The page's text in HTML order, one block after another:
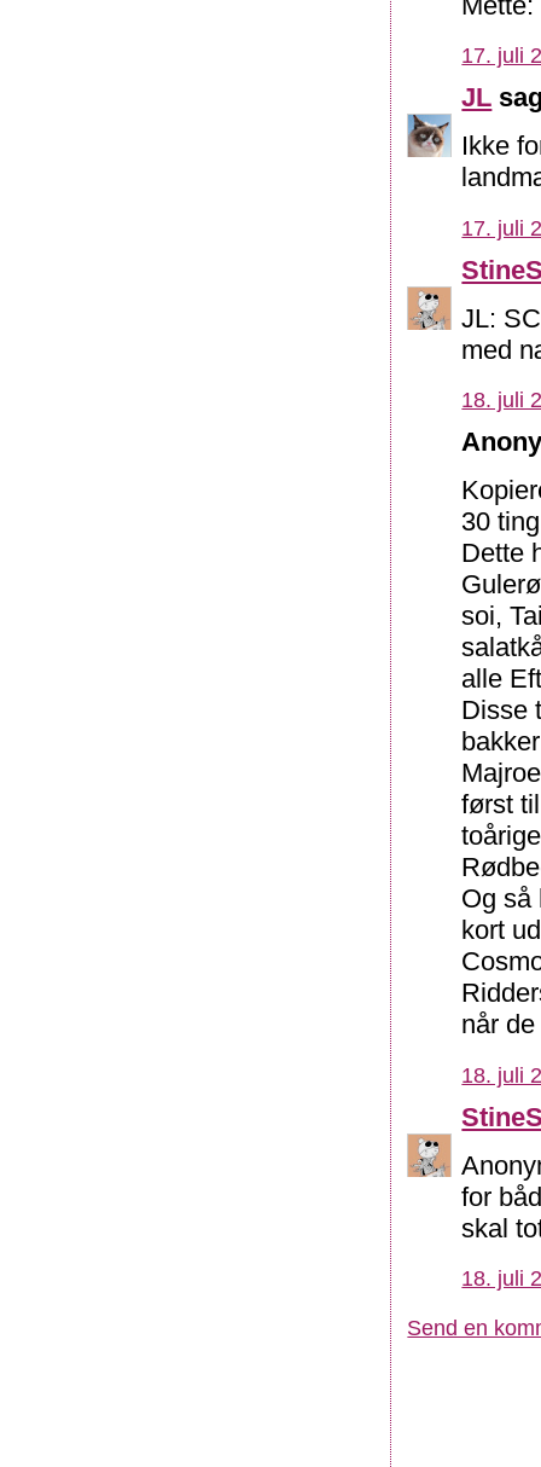
17. juli
JL
Ikke
17. juli
JL:
med
18. juli
30
Dette
soi,
alle
Disse
først
Og så
kort
når
18. juli
for
skal
18. juli
Send en